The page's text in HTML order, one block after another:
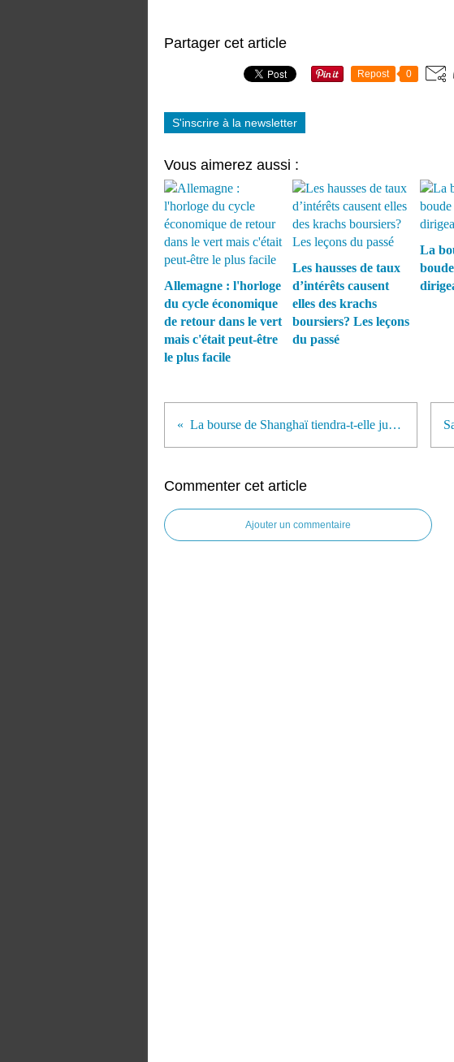
Partager cet article
Repost 0
S'inscrire à la newsletter
Vous aimerez aussi :
Allemagne : l'horloge
du cycle économique
de retour dans le vert
mais c'était peut-être
le plus facile
Les hausses de taux
d’intérêts causent
elles des krachs
boursiers? Les leçons
du passé
La
La bourse de Shanghaï tiendra-t-elle jusqu'aux J.O ?
Commenter cet article
Ajouter un commentaire